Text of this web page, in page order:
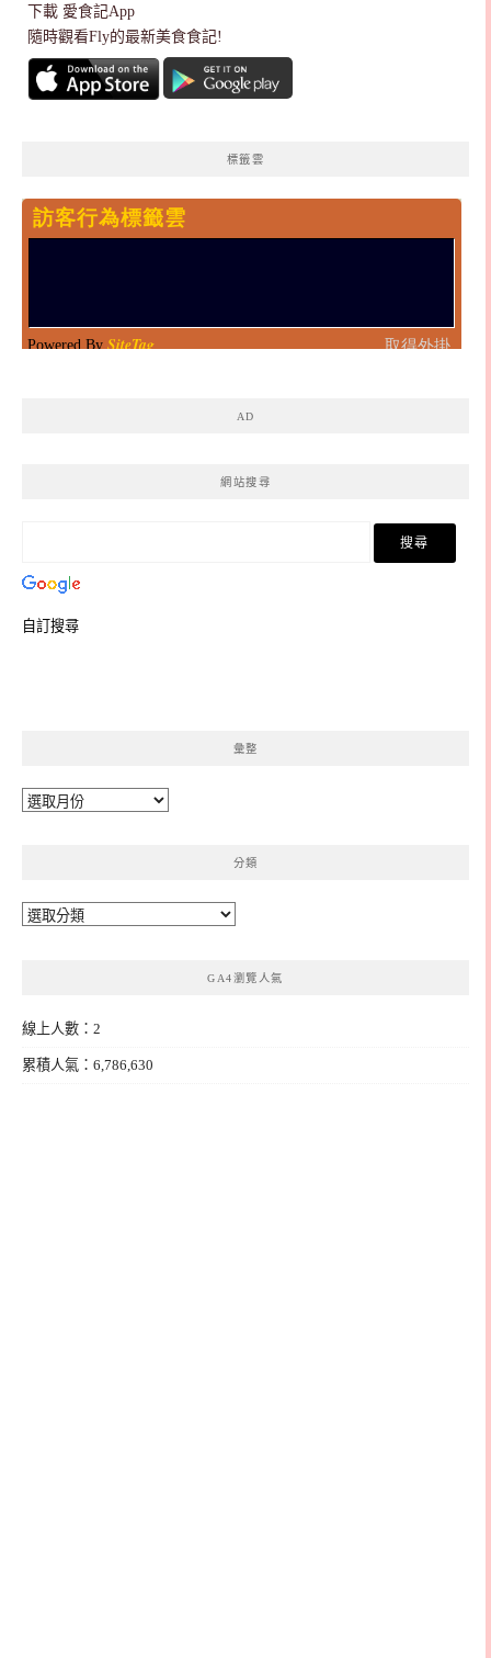
下載 愛食記App
隨時觀看Fly的最新美食食記!
標籤雲
AD
網站搜尋
自訂搜尋
彙整
彙
分類
分
GA4瀏覽人氣
線上人數：2
累積人氣：6,786,630